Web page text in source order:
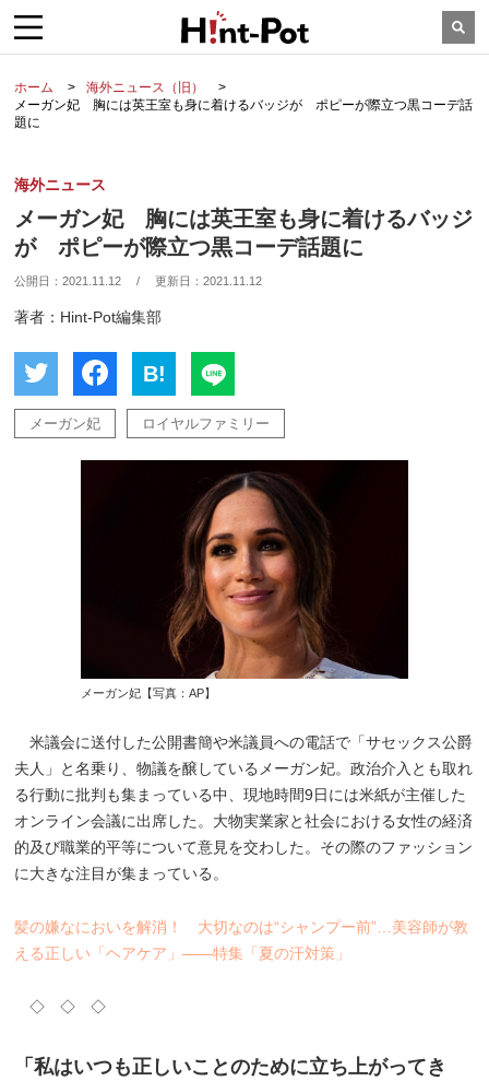
ホーム
海外ニュース（旧）
メーガン妃 胸には英王室も身に着けるバッジが ポピーが際立つ黒コーデ話
題に
海外ニュース
メーガン妃 胸には英王室も身に着けるバッジ
が ポピーが際立つ黒コーデ話題に
公開日：2021.11.12 / 更新日：2021.11.12
著者：Hint-Pot編集部
B!
メーガン妃 ロイヤルファミリー
メーガン妃【写真：AP】
米議会に送付した公開書簡や米議員への電話で「サセックス公爵
夫人」と名乗り、物議を醸しているメーガン妃。政治介入とも取れ
る行動に批判も集まっている中、現地時間9日には米紙が主催した
オンライン会議に出席した。大物実業家と社会における女性の経済
的及び職業的平等について意見を交わした。その際のファッション
に大きな注目が集まっている。
髪の嫌なにおいを解消！ 大切なのは“シャンプー前”…美容師が教
える正しい「ヘアケア」――特集「夏の汗対策」
◇ ◇ ◇
「私はいつも正しいことのために立ち上がってき